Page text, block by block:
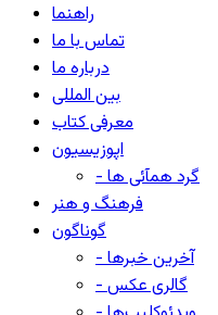
راهنما
تماس با ما
درباره ما
بین المللی
معرفی کتاب
اپوزیسیون
- گرد همآئی ها
فرهنگ و هنر
گوناگون
- آخرین خبرها
- گالری عکس